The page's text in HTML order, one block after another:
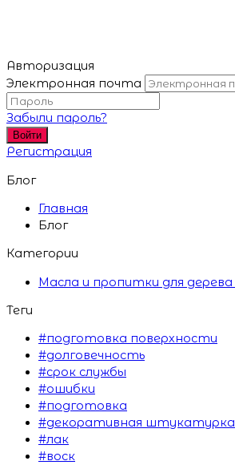
Авторизация
Электронная почта
Забыли пароль?
Войти
Регистрация
Блог
Главная
Блог
Категории
Масла и пропитки для дерева
Теги
#подготовка поверхности
#долговечность
#срок службы
#ошибки
#подготовка
#декоративная штукатурка
#лак
#воск